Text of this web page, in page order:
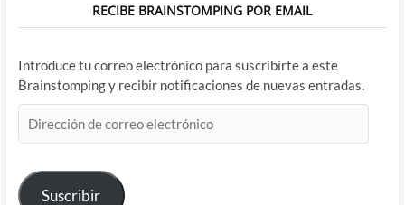
RECIBE BRAINSTOMPING POR EMAIL
Introduce tu correo electrónico para suscribirte a este
Brainstomping y recibir notificaciones de nuevas entradas.
de
electrónico
Suscribir